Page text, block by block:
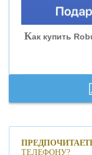
Как купить
ТЕЛЕФОНУ?